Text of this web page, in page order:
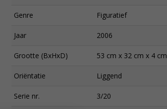
Genre Figuratief
Jaar 2006
Grootte (BxHxD) 53 cm x 32 cm x 4 cm
Oriëntatie Liggend
Serie nr. 3/20